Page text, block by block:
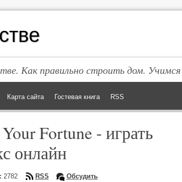
Как правильно строить дом.
Карта сайта Гостевая книга RSS
Fortune - играть
онлайн
2782 RSS
Обсудить